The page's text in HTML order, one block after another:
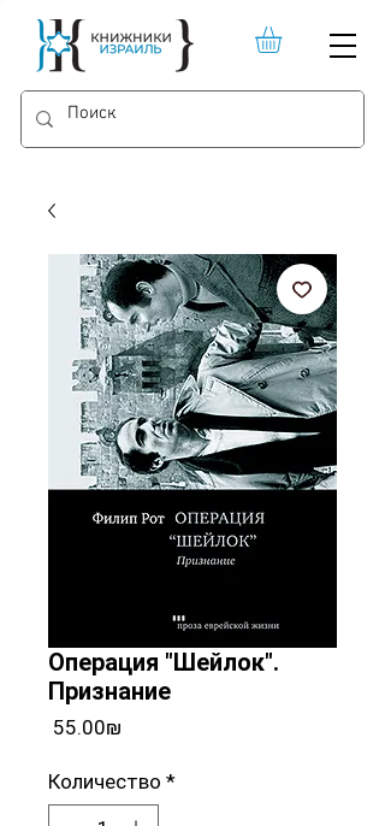
Операция "Шейлок".
Признание
‏55.00 ‏₪
Количество *